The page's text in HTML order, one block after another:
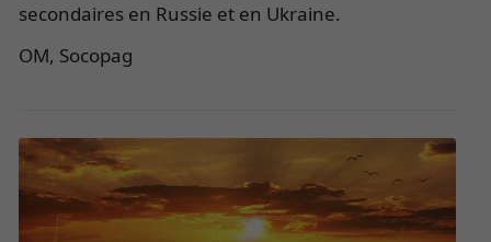
secondaires en Russie et en Ukraine.
OM, Socopag